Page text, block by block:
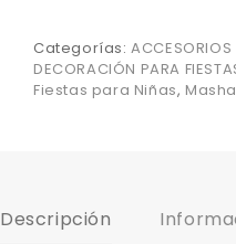
Categorías:ACCESORIOS
DECORACIÓN PARA
Fiestas para Niñas,
Descripción